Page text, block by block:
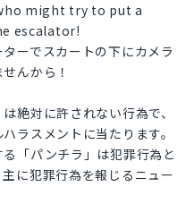
might try to put a
escalator!
ーでスカートの下にカメラ
んから！
絶対に許されない行為で、
ラスメントに当たります。
「パンチラ」は犯罪行為と
に犯罪行為を報じるニュー